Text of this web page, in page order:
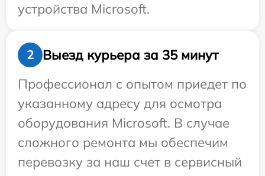
устройства Microsoft.
2
Выезд курьера за 35 минут
Профессионал с опытом приедет по
указанному адресу для осмотра
оборудования Microsoft. В случае
сложного ремонта мы обеспечим
перевозку за наш счет в сервисный